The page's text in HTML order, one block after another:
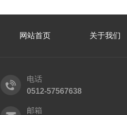
网站首页 关于我们
电话
0512-57567638
邮箱